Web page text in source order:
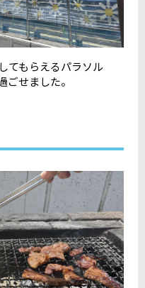
てもらえるパラソル
ごせました。